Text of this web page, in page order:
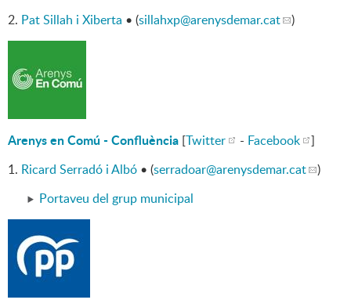
2. Pat Sillah i Xiberta • (sillahxp@arenysdemar.cat )
Arenys en Comú - Confluència [Twitter - Facebook
]
1. Ricard Serradó i Albó • (serradoar@arenysdemar.cat
)
Portaveu del grup municipal